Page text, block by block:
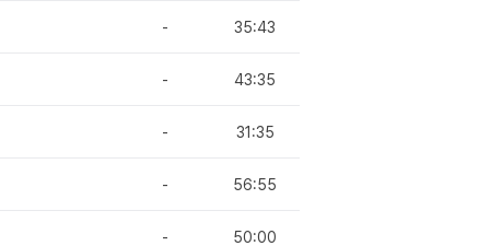
- 35:43
- 43:35
- 31:35
- 56:55
- 50:00